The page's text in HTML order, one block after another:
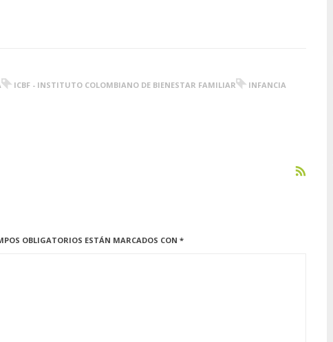
ICBF - INSTITUTO COLOMBIANO DE BIENESTAR FAMILIAR INFANCIA
OBLIGATORIOS ESTÁN MARCADOS CON *